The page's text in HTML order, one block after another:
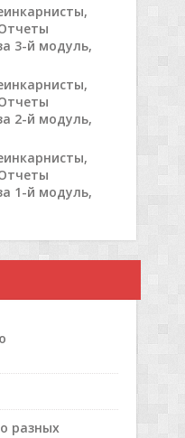
3-й модуль,
2-й модуль,
1-й модуль,
разных